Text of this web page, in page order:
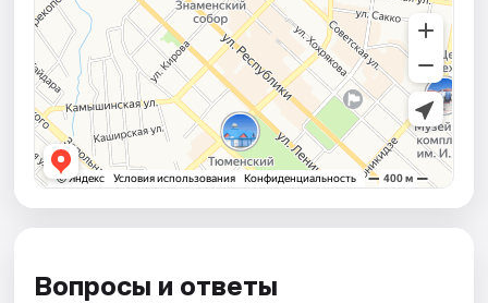
Вопросы и ответы